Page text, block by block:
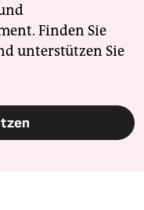
Finden Sie
unterstützen Sie